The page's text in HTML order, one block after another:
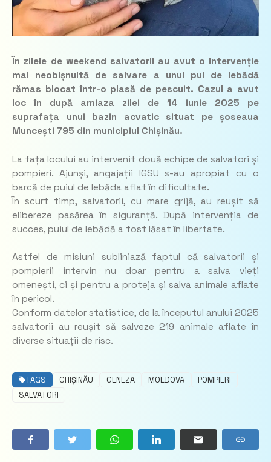
În zilele de weekend salvatorii au avut o intervenție
mai neobișnuită de salvare a unui pui de lebădă
rămas blocat într-o plasă de pescuit. Cazul a avut
loc în după amiaza zilei de 14 iunie 2025 pe
suprafața unui bazin acvatic situat pe șoseaua
Muncești 795 din municipiul Chișinău.
La fața locului au intervenit două echipe de salvatori și
pompieri. Ajunși, angajații IGSU s-au apropiat cu o
barcă de puiul de lebăda aflat în dificultate.
În scurt timp, salvatorii, cu mare grijă, au reușit să
elibereze pasărea în siguranță. După intervenția de
succes, puiul de lebădă a fost lăsat în libertate.
Astfel de misiuni subliniază faptul că salvatorii și
pompierii intervin nu doar pentru a salva vieți
omenești, ci și pentru a proteja și salva animale aflate
în pericol.
Conform datelor statistice, de la începutul anului 2025
salvatorii au reușit să salveze 219 animale aflate în
diverse situații de risc.
TAGS CHIȘINĂU GENEZA MOLDOVA
POMPIERI
SALVATORI